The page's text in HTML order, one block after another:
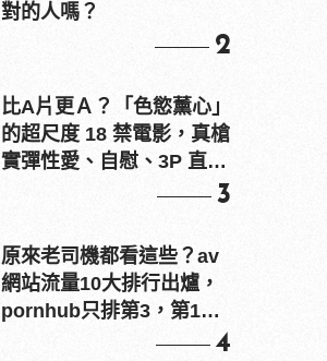
對的人嗎？
2
比A片更Ａ？「色慾薰心」
的超尺度 18 禁電影，真槍
實彈性愛、自慰、3P 直接
3
原來老司機都看這些？av
網站流量10大排行出爐，
pornhub只排第3，第1名
4